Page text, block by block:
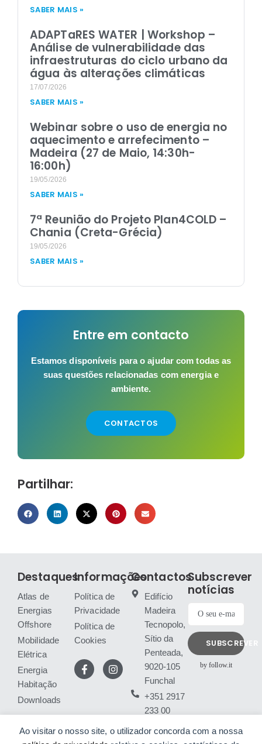
Ao visitar o nosso site, o utilizador concorda com a nossa
SABER MAIS »
ADAPTaRES WATER | Workshop –
Análise de vulnerabilidade das
infraestruturas do ciclo urbano da
água às alterações climáticas
17/07/2026
SABER MAIS »
Webinar sobre o uso de energia no
aquecimento e arrefecimento –
Madeira (27 de Maio, 14:30h-
16:00h)
19/05/2026
SABER MAIS »
7ª Reunião do Projeto Plan4COLD –
Chania (Creta-Grécia)
19/05/2026
SABER MAIS »
Entre em contacto
Estamos disponíveis para o ajudar com todas as
suas questões relacionadas com energia e
ambiente.
CONTACTOS
Partilhar:
Destaques
Atlas de
Energias
Offshore
Mobilidade
Elétrica
Energia
Habitação
Downloads
Informações
Política de
Privacidade
Política de
Cookies
Contactos
Edifício
Madeira
Tecnopolo,
Sítio da
Penteada,
9020-105
Funchal
+351 2917
233 00
para rede
Subscrever
notícias
SUBSCREVER
by follow.it